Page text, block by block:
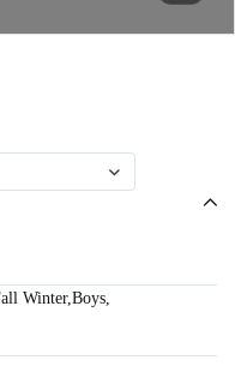
Winter,Boys,